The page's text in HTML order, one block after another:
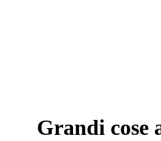
Grandi cose